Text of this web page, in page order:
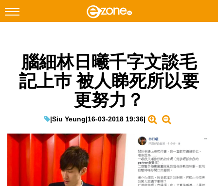
Facebook Instagram
科技焦點
教學評測
腦細林日曦千字文談毛
記上巿 被人睇死所以要
更努力？
|Siu Yeung|16-03-2018 19:36|